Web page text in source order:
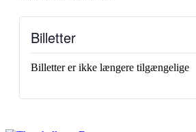
Billetter
Billetter er ikke længere tilgængelige